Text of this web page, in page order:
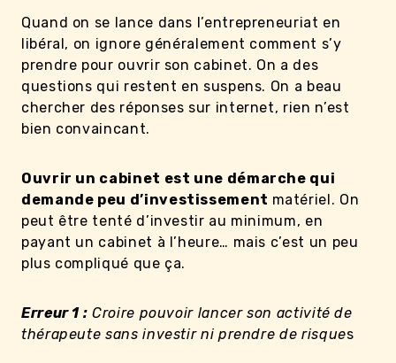
Quand on se lance dans l’entrepreneuriat en
libéral, on ignore généralement comment s’y
prendre pour ouvrir son cabinet. On a des
questions qui restent en suspens. On a beau
chercher des réponses sur internet, rien n’est
bien convaincant.
Ouvrir un cabinet est une démarche qui
demande peu d’investissement matériel. On
peut être tenté d’investir au minimum, en
payant un cabinet à l’heure… mais c’est un peu
plus compliqué que ça.
Erreur 1 : Croire pouvoir lancer son activité de
thérapeute sans investir ni prendre de risques